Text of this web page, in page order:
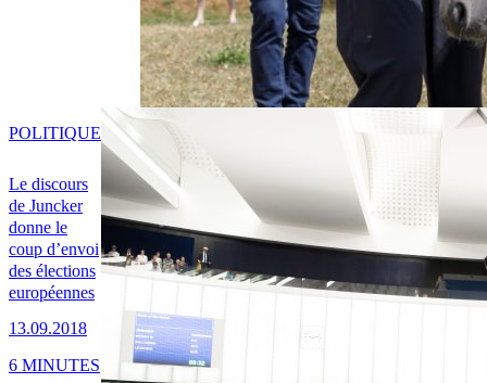
Le discours
de Juncker
donne le
coup d’envoi
des élections
européennes
13.09.2018
POLITIQUE
6 MINUTES